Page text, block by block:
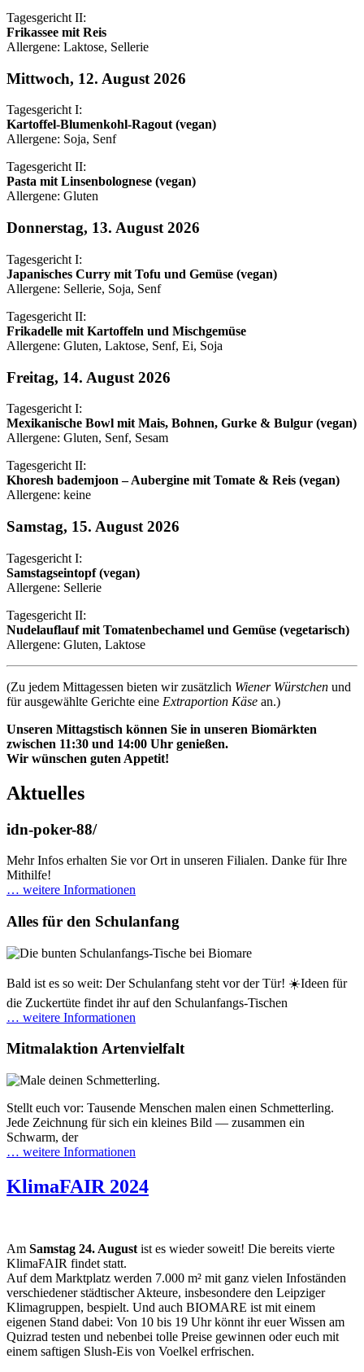
Tagesgericht II:
Frikassee mit Reis
Allergene: Laktose, Sellerie
Mittwoch, 12. August 2026
Tagesgericht I:
Kartoffel-Blumenkohl-Ragout (vegan)
Allergene: Soja, Senf
Tagesgericht II:
Pasta mit Linsenbolognese (vegan)
Allergene: Gluten
Donnerstag, 13. August 2026
Tagesgericht I:
Japanisches Curry mit Tofu und Gemüse (vegan)
Allergene: Sellerie, Soja, Senf
Tagesgericht II:
Frikadelle mit Kartoffeln und Mischgemüse
Allergene: Gluten, Laktose, Senf, Ei, Soja
Freitag, 14. August 2026
Tagesgericht I:
Mexikanische Bowl mit Mais, Bohnen, Gurke & Bulgur (vegan)
Allergene: Gluten, Senf, Sesam
Tagesgericht II:
Khoresh bademjoon – Aubergine mit Tomate & Reis (vegan)
Allergene: keine
Samstag, 15. August 2026
Tagesgericht I:
Samstagseintopf (vegan)
Allergene: Sellerie
Tagesgericht II:
Nudelauflauf mit Tomatenbechamel und Gemüse (vegetarisch)
Allergene: Gluten, Laktose
(Zu jedem Mittagessen bieten wir zusätzlich Wiener Würstchen und
für ausgewählte Gerichte eine Extraportion Käse an.)
Unseren Mittagstisch können Sie in unseren Biomärkten
zwischen 11:30 und 14:00 Uhr genießen.
Wir wünschen guten Appetit!
Aktuelles
idn-poker-88/
Mehr Infos erhalten Sie vor Ort in unseren Filialen. Danke für Ihre
Mithilfe!
… weitere Informationen
Alles für den Schulanfang
Bald ist es so weit: Der Schulanfang steht vor der Tür! ☀️Ideen für
die Zuckertüte findet ihr auf den Schulanfangs-Tischen
… weitere Informationen
Mitmalaktion Artenvielfalt
Stellt euch vor: Tausende Menschen malen einen Schmetterling.
Jede Zeichnung für sich ein kleines Bild — zusammen ein
Schwarm, der
… weitere Informationen
KlimaFAIR 2024
Am Samstag 24. August ist es wieder soweit! Die bereits vierte
KlimaFAIR findet statt.
Auf dem Marktplatz werden 7.000 m² mit ganz vielen Infoständen
verschiedener städtischer Akteure, insbesondere den Leipziger
Klimagruppen, bespielt. Und auch BIOMARE ist mit einem
eigenen Stand dabei: Von 10 bis 19 Uhr könnt ihr euer Wissen am
Quizrad testen und nebenbei tolle Preise gewinnen oder euch mit
einem saftigen Slush-Eis von Voelkel erfrischen.